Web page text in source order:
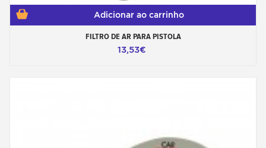
Adicionar ao carrinho
FILTRO DE AR PARA PISTOLA
13,53€